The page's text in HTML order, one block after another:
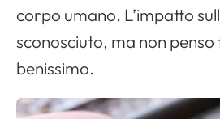
corpo umano. L’impatto
sconosciuto, ma non
benissimo.